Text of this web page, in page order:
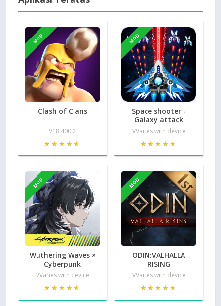
MOD
Clash of Clans
V18.400.2
★★★★★
★★★★★
MOD
Space shooter -
Galaxy attack
VVaries with device
★★★★★
★★★★★
MOD
Wuthering Waves ×
Cyberpunk
VVaries with device
★★★★★
★★★★★
MOD
ODIN:VALHALLA
RISING
VVaries with device
★★★★★
★★★★★